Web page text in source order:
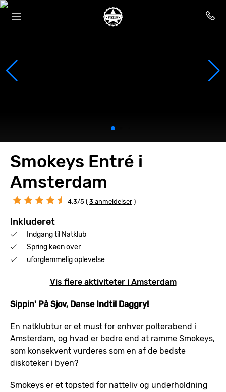
Smokeys Entré i
Amsterdam
4.3/5 ( 3 anmeldelser )
Inkluderet
Indgang til Natklub
Spring køen over
uforglemmelig oplevelse
Vis flere aktiviteter i Amsterdam
Sippin' På Sjov, Danse Indtil Daggry!
En natklubtur er et must for enhver polterabend i
Amsterdam, og hvad er bedre end at ramme Smokeys,
som konsekvent vurderes som en af de bedste
diskoteker i byen?
Smokeys er et topsted for natteliv og underholdning